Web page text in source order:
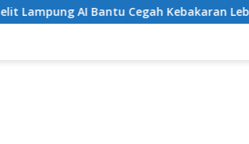
Cegah Kebakaran Lebih Cepat